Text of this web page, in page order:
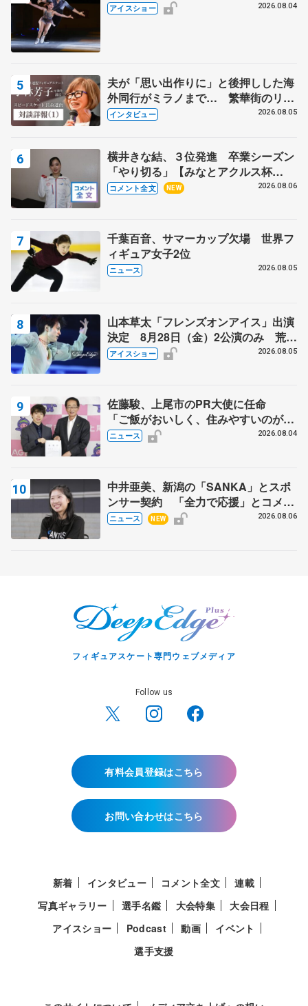
アイスショー 2026.08.04
夫が「思い出作りに」と後押しした海
外同行がミラノまで… 繁華街のリン
クでは不良のお兄さんも味方に 小林
インタビュー 2026.08.05
横井きな結、３位発進 卒業シーズン
「やり切る」【みなとアクルス杯
SP】
コメント全文 NEW 2026.08.06
千葉百音、サマーカップ欠場 世界フ
ィギュア女子2位
ニュース 2026.08.05
山本草太「フレンズオンアイス」出演
決定 8月28日（金）2公演のみ 荒川
静香さんプロデュース、20周年のアイ
アイスショー 2026.08.05
佐藤駿、上尾市のPR大使に任命
「ご飯がおいしく、住みやすいのが魅
力」
ニュース 2026.08.04
中井亜美、新潟の「SANKA」とスポ
ンサー契約 「全力で応援」とコメン
ト
ニュース NEW 2026.08.06
フィギュアスケート専門ウェブメディア
Follow us
有料会員登録はこちら
お問い合わせはこちら
新着 インタビュー コメント全文
連載
写真ギャラリー
選手名鑑 大会特集
大会日程
アイスショー
Podcast 動画
イベント
選手支援